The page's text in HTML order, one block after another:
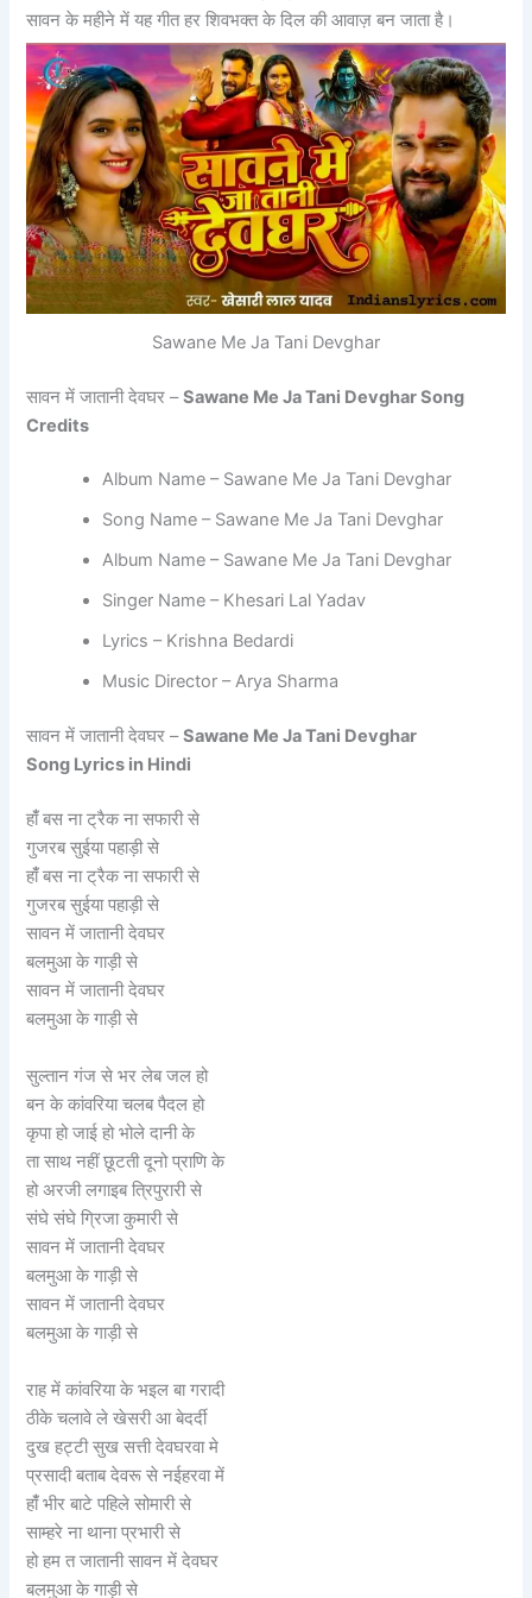
सावन के महीने में यह गीत हर शिवभक्त के दिल की आवाज़ बन जाता है।
Sawane Me Ja Tani Devghar
सावन में जातानी देवघर –Sawane Me Ja Tani Devghar Song
Credits
Album Name – Sawane Me Ja Tani Devghar
‎Song Name – Sawane Me Ja Tani Devghar
Album Name – Sawane Me Ja Tani Devghar
‎Singer Name – Khesari Lal Yadav
‎Lyrics – Krishna Bedardi
‎Music Director – Arya Sharma
सावन में जातानी देवघर –Sawane Me Ja Tani Devghar
Song Lyrics in Hindi
‎‎हांँ बस ना ट्रैक ना सफारी से
‎गुजरब सुईया पहाड़ी से
‎हांँ बस ना ट्रैक ना सफारी से
‎गुजरब सुईया पहाड़ी से
‎सावन में जातानी देवघर
‎बलमुआ के गाड़ी से
‎सावन में जातानी देवघर
‎बलमुआ के गाड़ी से
‎सुल्तान गंज से भर लेब जल हो
‎बन के कांवरिया चलब पैदल हो
‎कृपा हो जाई हो भोले दानी के
‎ता साथ नहीं छूटती दूनो प्राणि के
‎हो अरजी लगाइब त्रिपुरारी से
‎संघे संघे ग्रिजा कुमारी से
‎सावन में जातानी देवघर
‎बलमुआ के गाड़ी से
‎सावन में जातानी देवघर
‎बलमुआ के गाड़ी से
‎राह में कांवरिया के भइल बा गरादी
‎ठीके चलावे ले खेसरी आ बेदर्दी
‎दुख हट्टी सुख सत्ती देवघरवा मे
‎प्रसादी बताब देवरू से नईहरवा में
‎हांँ भीर बाटे पहिले सोमारी से
‎साम्हरे ना थाना प्रभारी से
‎हो हम त जातानी सावन में देवघर
‎बलमुआ के गाड़ी से